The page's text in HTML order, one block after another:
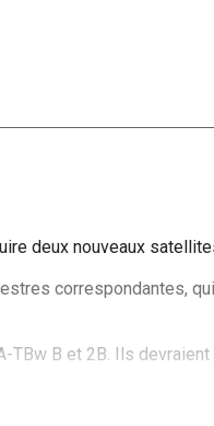
deux nouveaux
correspondantes,
TBw B et 2B. Ils